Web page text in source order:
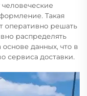
Такая
оперативно решать
распределять
данных, что в
сервиса доставки.